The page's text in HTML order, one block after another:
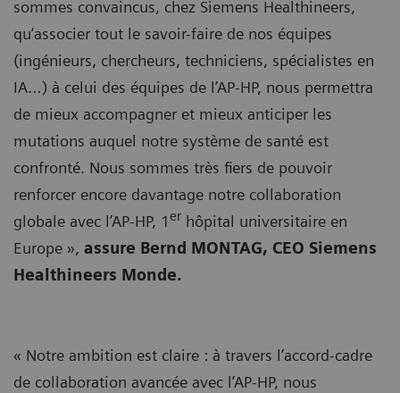
sommes convaincus, chez Siemens Healthineers,
qu’associer tout le savoir-faire de nos équipes
(ingénieurs, chercheurs, techniciens, spécialistes en
IA…) à celui des équipes de l’AP-HP, nous permettra
de mieux accompagner et mieux anticiper les
mutations auquel notre système de santé est
confronté. Nous sommes très fiers de pouvoir
renforcer encore davantage notre collaboration
globale avec l’AP-HP, 1er hôpital universitaire en
Europe », assure Bernd MONTAG, CEO Siemens
Healthineers Monde.
« Notre ambition est claire : à travers l’accord-cadre
de collaboration avancée avec l’AP-HP, nous